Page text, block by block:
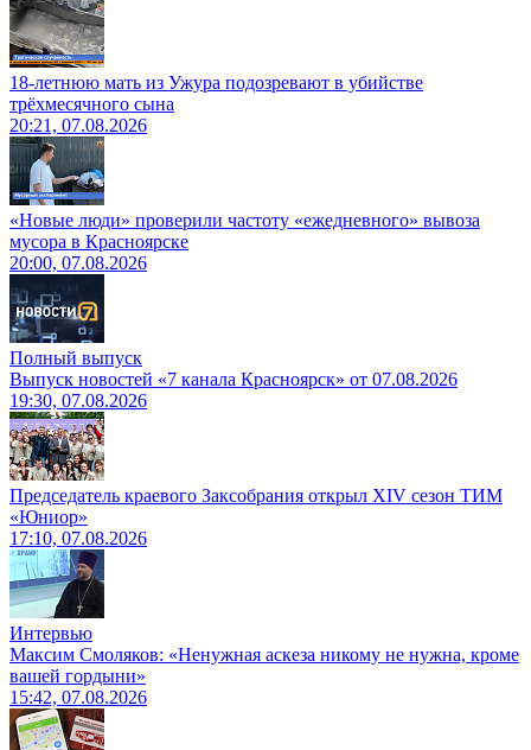
18-летнюю мать из Ужура подозревают в убийстве
трёхмесячного сына
20:21, 07.08.2026
«Новые люди» проверили частоту «ежедневного» вывоза
мусора в Красноярске
20:00, 07.08.2026
Полный выпуск
Выпуск новостей «7 канала Красноярск» от 07.08.2026
19:30, 07.08.2026
Председатель краевого Заксобрания открыл XIV сезон ТИМ
«Юниор»
17:10, 07.08.2026
Интервью
Максим Смоляков: «Ненужная аскеза никому не нужна, кроме
вашей гордыни»
15:42, 07.08.2026